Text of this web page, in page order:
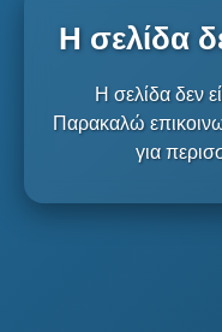
Η σελίδα
Η σελίδα δεν
Παρακαλώ
για